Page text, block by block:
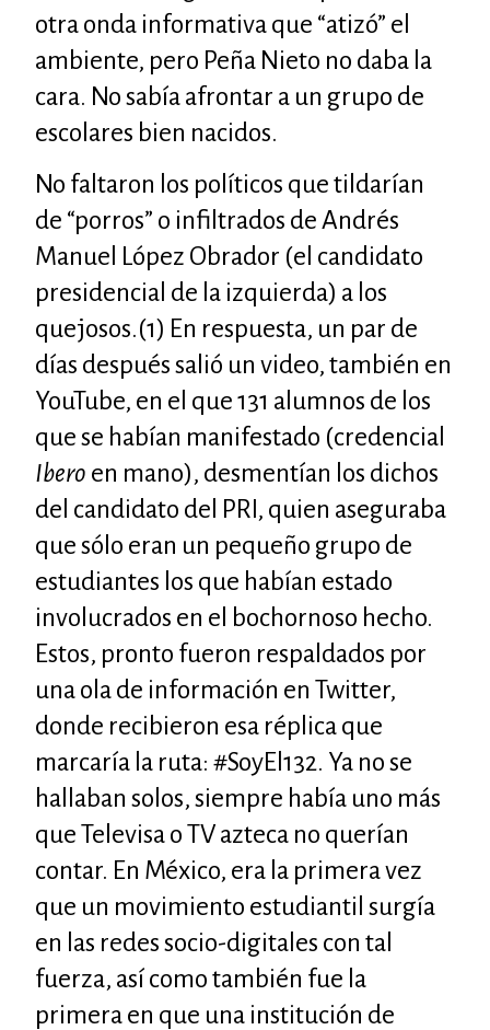
otra onda informativa que “atizó” el
ambiente, pero Peña Nieto no daba la
cara. No sabía afrontar a un grupo de
escolares bien nacidos.
No faltaron los políticos que tildarían
de “porros” o infiltrados de Andrés
Manuel López Obrador (el candidato
presidencial de la izquierda) a los
quejosos.(1) En respuesta, un par de
días después salió un video, también en
YouTube, en el que 131 alumnos de los
que se habían manifestado (credencial
Ibero en mano), desmentían los dichos
del candidato del PRI, quien aseguraba
que sólo eran un pequeño grupo de
estudiantes los que habían estado
involucrados en el bochornoso hecho.
Estos, pronto fueron respaldados por
una ola de información en Twitter,
donde recibieron esa réplica que
marcaría la ruta: #SoyEl132. Ya no se
hallaban solos, siempre había uno más
que Televisa o TV azteca no querían
contar. En México, era la primera vez
que un movimiento estudiantil surgía
en las redes socio-digitales con tal
fuerza, así como también fue la
primera en que una institución de